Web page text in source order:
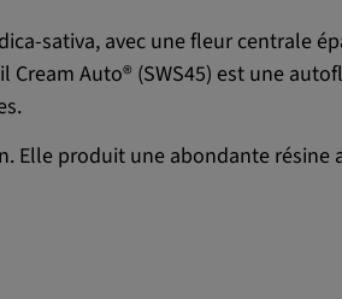
sativa, avec une fleur centrale
Auto® (SWS45) est une
Elle produit une abondante résine